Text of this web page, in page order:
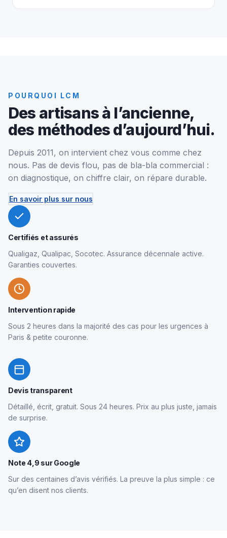
POURQUOI LCM
Des artisans à l’ancienne,
des méthodes d’aujourd’hui.
Depuis 2011, on intervient chez vous comme chez
nous. Pas de devis flou, pas de bla-bla commercial :
on diagnostique, on chiffre clair, on répare durable.
En savoir plus sur nous
Certifiés et assurés
Qualigaz, Qualipac, Socotec. Assurance décennale active.
Garanties couvertes.
Intervention rapide
Sous 2 heures dans la majorité des cas pour les urgences à
Paris & petite couronne.
Devis transparent
Détaillé, écrit, gratuit. Sous 24 heures. Prix au plus juste, jamais
de surprise.
Note 4,9 sur Google
Sur des centaines d’avis vérifiés. La preuve la plus simple : ce
qu’en disent nos clients.